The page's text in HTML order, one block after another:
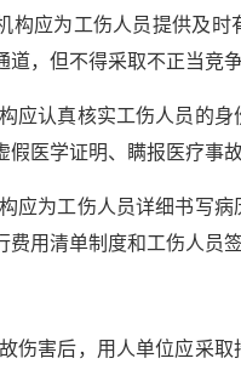
应为工伤人员提供及时
，但不得采取不正当竞
应认真核实工伤人员的
医学证明、瞒报医疗事
应为工伤人员详细书写
用清单制度和工伤人员签
伤害后，用人单位应采